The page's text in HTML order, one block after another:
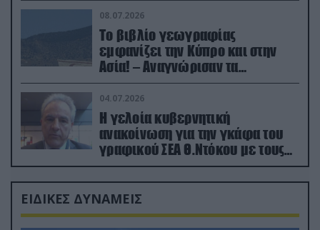
08.07.2026
Το βιβλίο γεωγραφίας
εμφανίζει την Κύπρο και στην
Ασία! – Αναγνώρισαν τα
κατεχόμενα; (φωτο)
04.07.2026
Η γελοία κυβερνητική
ανακοίνωση για την γκάφα του
γραφικού ΣΕΑ Θ.Ντόκου με τους
Ρώσους φαρσέρ
ΕΙΔΙΚΕΣ ΔΥΝΑΜΕΙΣ